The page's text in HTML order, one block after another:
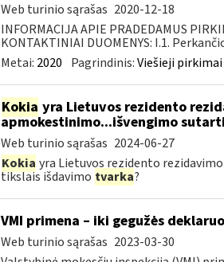
Web turinio sąrašas 2020-12-18
INFORMACIJA APIE PRADEDAMUS
KONTAKTINIAI DUOMENYS: I.1.
Metai: 2020 Pagrindinis:Viešieji pirkimai
Kokia yra Lietuvos rezidento
apmokestinimo...išvengimo
Web turinio sąrašas 2024-06-27
Kokia yra Lietuvos rezidento
tikslais išdavimo tvarka?
VMI primena – iki gegužės
Web turinio sąrašas 2023-03-30